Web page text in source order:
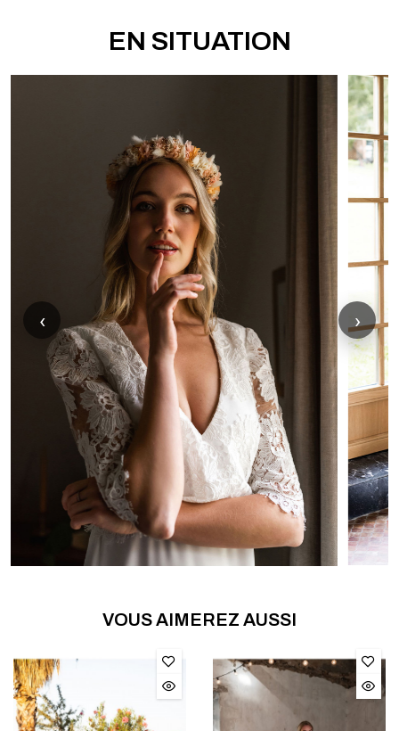
EN SITUATION
‹ ›
VOUS AIMEREZ AUSSI